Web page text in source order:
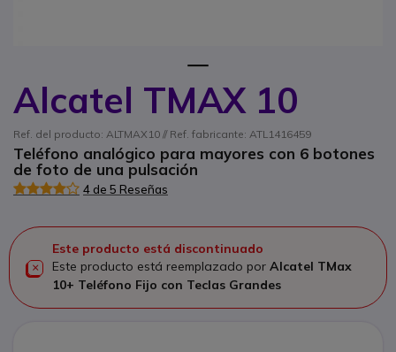
Alcatel TMAX 10
Ref. del producto: ALTMAX10 // Ref. fabricante: ATL1416459
Teléfono analógico para mayores con 6 botones
de foto de una pulsación
4 de 5 Reseñas
Este producto está discontinuado
Este producto está reemplazado por Alcatel TMax
10+ Teléfono Fijo con Teclas Grandes
Saltar al comienzo de la galería de imágenes